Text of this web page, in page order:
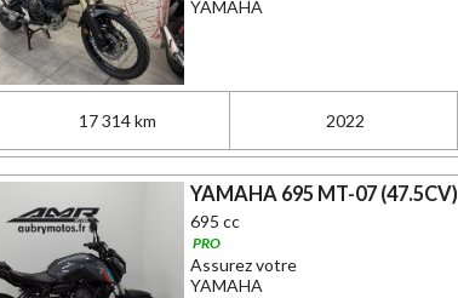
YAMAHA
17 314 km 2022
YAMAHA 695 MT-07 (47.5CV)
695 cc
PRO
Assurez votre
YAMAHA